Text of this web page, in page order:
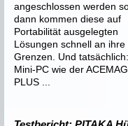
angeschlossen werden
dann kommen diese auf
Portabilität ausgelegten
Lösungen schnell an ihre
Grenzen. Und
Mini-PC wie der
PLUS ...